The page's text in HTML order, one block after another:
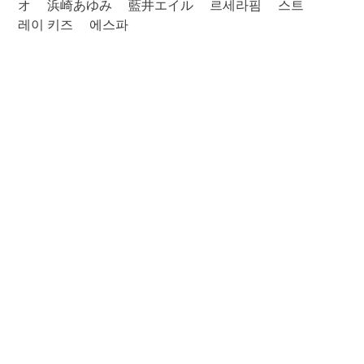
オ 浜崎あゆみ 藍井エイル 르세라핌
스트
레이 키즈
에스파